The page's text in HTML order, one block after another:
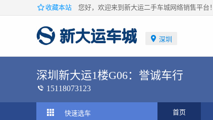
收藏本站 您好，欢迎来到新大运二手车城网络销售平台！
深圳
深圳新大运1楼G06：誉诚车行
15118073123
快速选车 首页